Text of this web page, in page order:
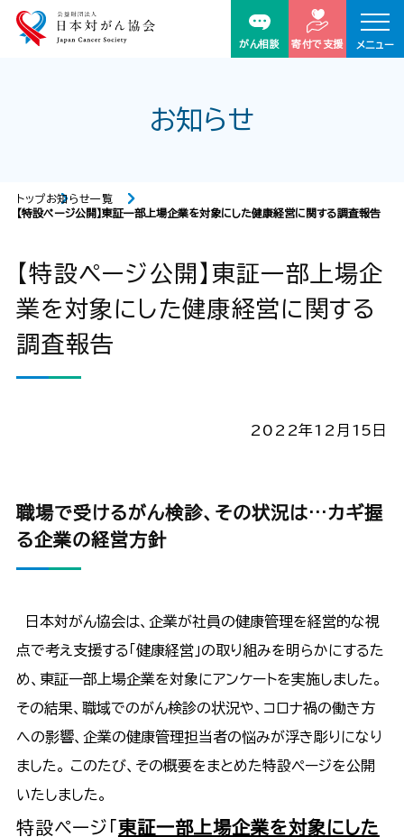
がん相談 寄付で支援 メニュー
お知らせ
トップお知らせ一覧
【特設ページ公開】東証一部上場企業を対象にした健康経営に関する調査報告
【特設ページ公開】東証一部上場企
業を対象にした健康経営に関する
調査報告
2022年12月15日
職場で受けるがん検診、その状況は…カギ握
る企業の経営方針
日本対がん協会は、企業が社員の健康管理を経営的な視
点で考え支援する「健康経営」の取り組みを明らかにするた
め、東証一部上場企業を対象にアンケートを実施しました。
その結果、職域でのがん検診の状況や、コロナ禍の働き方
への影響、企業の健康管理担当者の悩みが浮き彫りになり
ました。 このたび、その概要をまとめた特設ページを公開
いたしました。
特設ページ「東証一部上場企業を対象にした